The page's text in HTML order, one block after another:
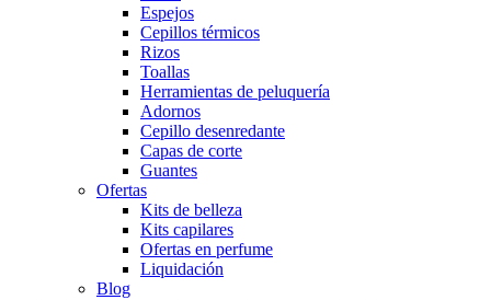
Espejos
Cepillos térmicos
Rizos
Toallas
Herramientas de peluquería
Adornos
Cepillo desenredante
Capas de corte
Guantes
Ofertas
Kits de belleza
Kits capilares
Ofertas en perfume
Liquidación
Blog